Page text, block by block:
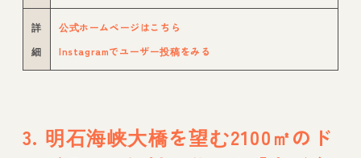
詳
細
公式ホームページはこちら
Instagramでユーザー投稿をみる
3. 明石海峡大橋を望む2100㎡のド